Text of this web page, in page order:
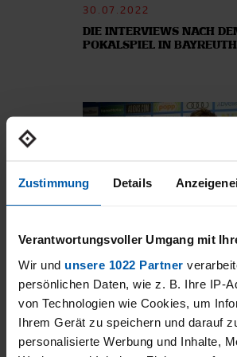
Zustimmung Details
Verantwortungsvoller Umgang mit
Wir und unsere 1022 Partner
persönlichen Daten, wie z. B. Ihre IP-
von Technologien wie Cookies, um
Ihrem Gerät zu speichern und darauf
personalisierte Werbung und Inhalte,
30.07.2022
DIE INTERVIEWS NACH
POKALSPIEL IN BAYREUTH
DIE INTERVIEWS NACH